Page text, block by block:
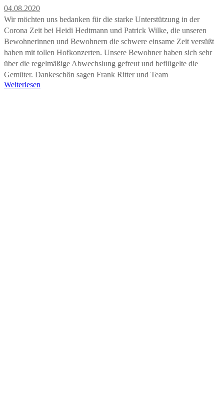
04.08.2020
Wir möchten uns bedanken für die starke Unterstützung in der
Corona Zeit bei Heidi Hedtmann und Patrick Wilke, die unseren
Bewohnerinnen und Bewohnern die schwere einsame Zeit versüßt
haben mit tollen Hofkonzerten. Unsere Bewohner haben sich sehr
über die regelmäßige Abwechslung gefreut und beflügelte die
Gemüter. Dankeschön sagen Frank Ritter und Team
Weiterlesen